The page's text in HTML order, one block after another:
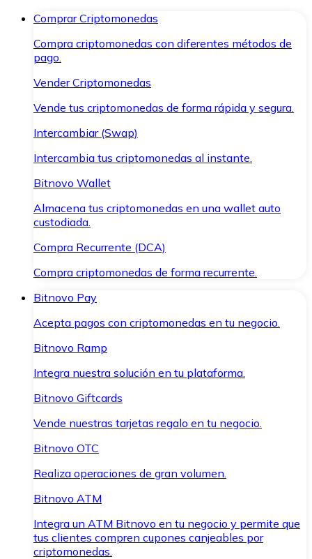
Comprar Criptomonedas
Compra criptomonedas con diferentes métodos de
pago.
Vender Criptomonedas
Vende tus criptomonedas de forma rápida y segura.
Intercambiar (Swap)
Intercambia tus criptomonedas al instante.
Bitnovo Wallet
Almacena tus criptomonedas en una wallet auto
custodiada.
Compra Recurrente (DCA)
Compra criptomonedas de forma recurrente.
Bitnovo Pay
Acepta pagos con criptomonedas en tu negocio.
Bitnovo Ramp
Integra nuestra solución en tu plataforma.
Bitnovo Giftcards
Vende nuestras tarjetas regalo en tu negocio.
Bitnovo OTC
Realiza operaciones de gran volumen.
Bitnovo ATM
Integra un ATM Bitnovo en tu negocio y permite que
tus clientes compren cupones canjeables por
criptomonedas.